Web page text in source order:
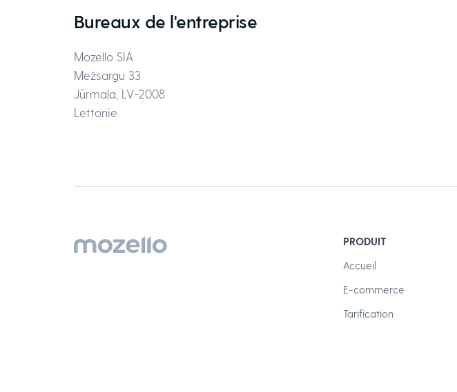
Bureaux de l'entreprise
Mozello SIA
Mežsargu 33
Jūrmala, LV-2008
Lettonie
PRODUIT
Accueil
E-commerce
Tarification